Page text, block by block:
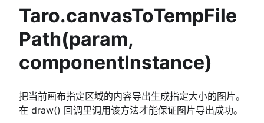
Taro.canvasToTempFile
Path(param,
componentInstance)
把当前画布指定区域的内容导出生成指定大小的图片。
在 draw() 回调里调用该方法才能保证图片导出成功。